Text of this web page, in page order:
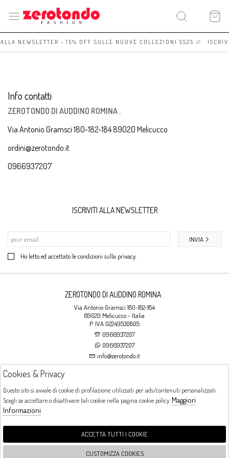
NEWSLETTER - 15% OFF SULLE NUOVE COLLEZIONI SS25 //
Info contatti
ZEROTONDO DI AUDDINO ROMINA .
Via Antonio Gramsci 180-182-184 89020 Melicucco
ordini@zerotondo.it
0966937207
ISCRIVITI ALLA NEWSLETTER
Ho letto ed accettato le condizioni sulla privacy.
INVIA
ZEROTONDO DI AUDDINO ROMINA .
Via Antonio Gramsci 180-182-184
89020 Melicucco - Italia
P. IVA:02249530805
0966937207
0966937207
info@zerotondo.it
Orari di apertura
LUNEDI: CHIUSO LA MATTINA - DALLE 16:00 ALLE 20:00 DAL MARTEDI AL
Cookies & Privacy
Questo sito si avvale di cookie di profilazione utilizzati per ads/contenuti personalizzati.
Scegli se accettare o disattivare tali cookie nella pagina cookie policy. Maggiori
Informazioni
ACCETTA TUTTI I COOKIE
CUSTOMIZZA COOKIES